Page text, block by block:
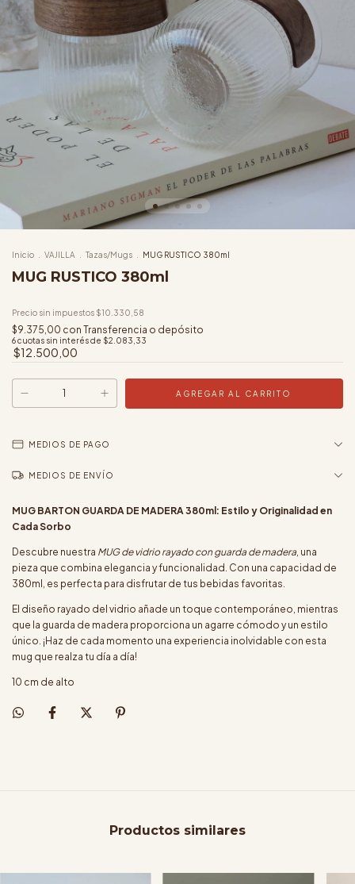
Inicio VAJILLA Tazas/Mugs MUG RUSTICO 380ml
MUG RUSTICO 380ml
$12.500,00
6cuotas sin interés de $2.083,33
Precio sin impuestos $10.330,58
$9.375,00 con Transferencia o depósito
MEDIOS DE PAGO
MEDIOS DE ENVÍO
MUG BARTON GUARDA DE MADERA 380ml: Estilo y Originalidad en
Cada Sorbo
Descubre nuestra MUG de vidrio rayado con guarda de madera, una
pieza que combina elegancia y funcionalidad. Con una capacidad de
380ml, es perfecta para disfrutar de tus bebidas favoritas.
El diseño rayado del vidrio añade un toque contemporáneo, mientras
que la guarda de madera proporciona un agarre cómodo y un estilo
único. ¡Haz de cada momento una experiencia inolvidable con esta
mug que realza tu día a día!
10 cm de alto
Productos similares